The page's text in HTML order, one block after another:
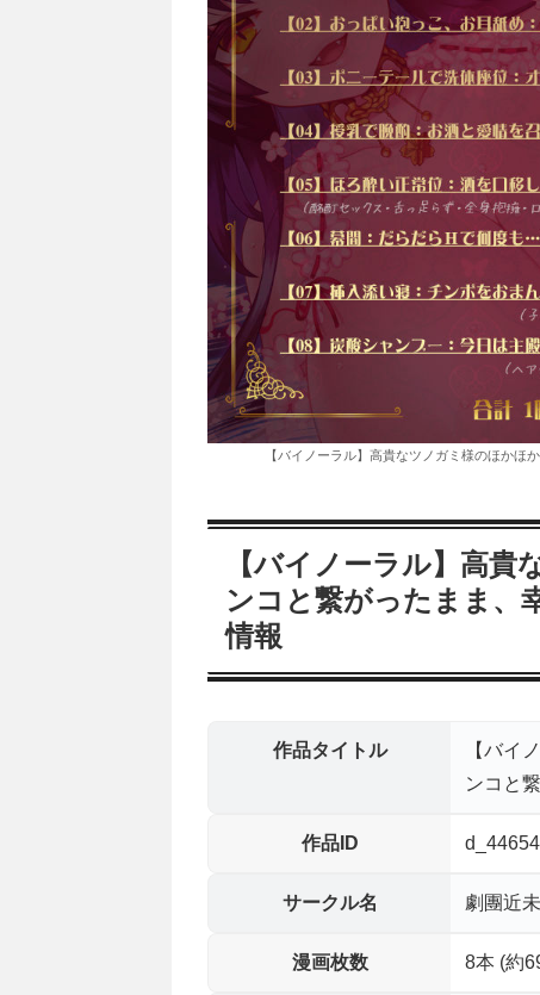
【バイノーラル】高貴なツノガミ様のほかほ
【バイノーラル】高
ンコと繋がったまま、
情報
作品タイトル
【バイ
ンコと
作品ID
サークル名 劇團近
漫画枚数 8本 (約